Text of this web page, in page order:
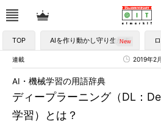
TOP AIを作り動かし守り生かす
連載 2019年2
ディープラーニング（DL：
学習）とは？
AI・機械学習の用語辞典